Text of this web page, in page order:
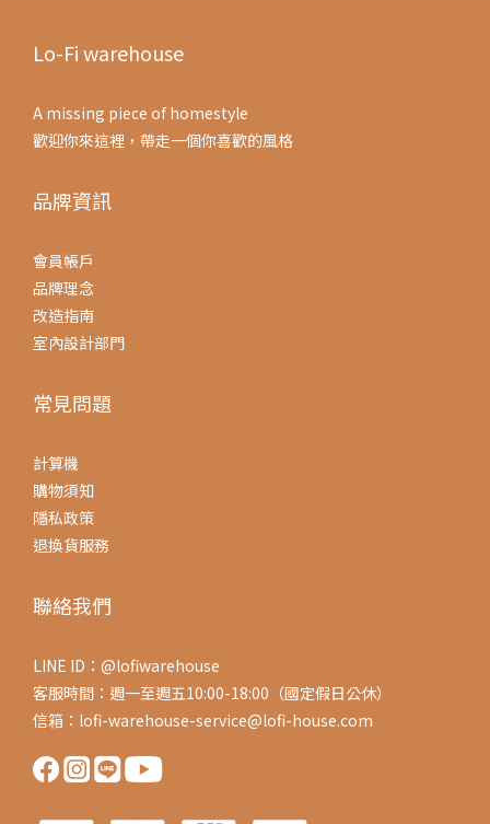
Lo-Fi warehouse
A missing piece of homestyle
歡迎你來這裡，帶走一個你喜歡的風格
品牌資訊
會員帳戶
品牌理念
改造指南
室內設計部門
常見問題
計算機
購物須知
隱私政策
退換貨服務
聯絡我們
LINE ID：@lofiwarehouse
客服時間：週一至週五10:00-18:00（國定假日公休）
信箱：lofi-warehouse-service@lofi-house.com